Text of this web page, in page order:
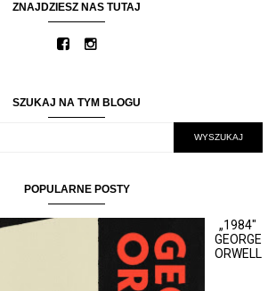
ZNAJDZIESZ NAS TUTAJ
SZUKAJ NA TYM BLOGU
POPULARNE POSTY
„1984"
GEORGE
ORWELL